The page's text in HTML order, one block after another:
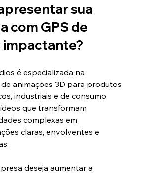
sua
com GPS de
impactante?
é especializada na
animações 3D para produtos
industriais e de consumo.
que transformam
complexas em
claras, envolventes e
deseja aumentar a